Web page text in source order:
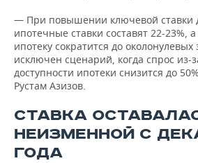
— При повышении ключевой ставки
ипотечные ставки составят 22-23%,
ипотеку сократится до
исключен сценарий, когда спрос из-
доступности ипотеки снизится до
Рустам Азизов.
СТАВКА
НЕИЗМЕННОЙ С
ГОДА